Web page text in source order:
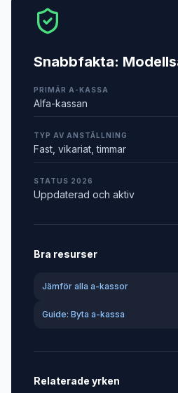
Snabbfakta:
PRIMÄR A-KASSA
Alfa-kassan
TYP AV ANSTÄLLNING
Fast, vikariat, timmar
STATUS 2026
Uppdaterad och aktiv
Bra resurser
Jämför alla a-kassor
Guide: Byta a-kassa
Relaterade yrken